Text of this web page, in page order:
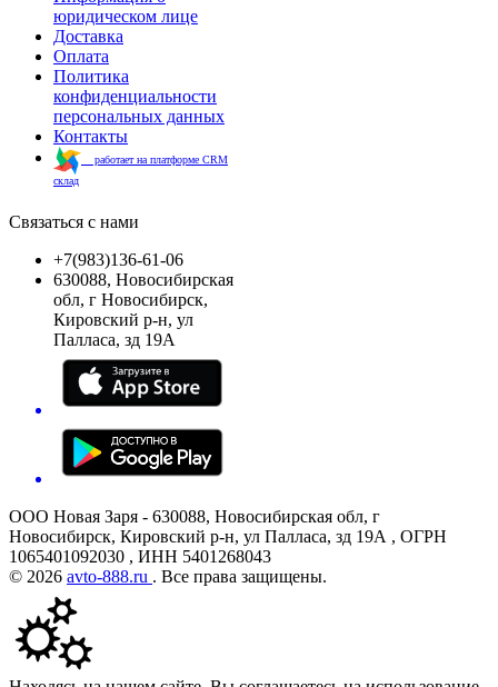
юридическом лице
Доставка
Оплата
Политика
конфиденциальности
персональных данных
Контакты
работает на платформе CRM
склад
Связаться с нами
+7(983)136-61-06
630088, Новосибирская
обл, г Новосибирск,
Кировский р-н, ул
Палласа, зд 19А
ООО Новая Заря - 630088, Новосибирская обл, г
Новосибирск, Кировский р-н, ул Палласа, зд 19А , ОГРН
1065401092030 , ИНН 5401268043
© 2026 avto-888.ru . Все права защищены.